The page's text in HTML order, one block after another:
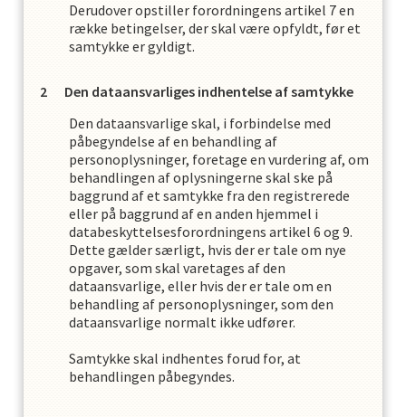
Derudover opstiller forordningens artikel 7 en
række betingelser, der skal være opfyldt, før et
samtykke er gyldigt.
Den dataansvarliges indhentelse af samtykke
Den dataansvarlige skal, i forbindelse med
påbegyndelse af en behandling af
personoplysninger, foretage en vurdering af, om
behandlingen af oplysningerne skal ske på
baggrund af et samtykke fra den registrerede
eller på baggrund af en anden hjemmel i
databeskyttelsesforordningens artikel 6 og 9.
Dette gælder særligt, hvis der er tale om nye
opgaver, som skal varetages af den
dataansvarlige, eller hvis der er tale om en
behandling af personoplysninger, som den
dataansvarlige normalt ikke udfører.
Samtykke skal indhentes forud for, at
behandlingen påbegyndes.